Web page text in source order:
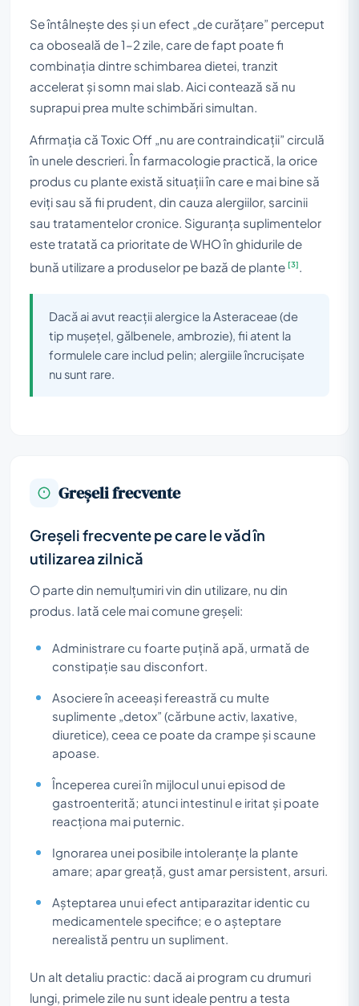
Se întâlnește des și un efect „de curățare” perceput
ca oboseală de 1–2 zile, care de fapt poate fi
combinația dintre schimbarea dietei, tranzit
accelerat și somn mai slab. Aici contează să nu
suprapui prea multe schimbări simultan.
Afirmația că Toxic Off „nu are contraindicații” circulă
în unele descrieri. În farmacologie practică, la orice
produs cu plante există situații în care e mai bine să
eviți sau să fii prudent, din cauza alergiilor, sarcinii
sau tratamentelor cronice. Siguranța suplimentelor
este tratată ca prioritate de WHO în ghidurile de
bună utilizare a produselor pe bază de plante [3]
Dacă ai avut reacții alergice la Asteraceae (de
tip mușețel, gălbenele, ambrozie), fii atent la
formulele care includ pelin; alergiile încrucișate
nu sunt rare.
Greșeli frecvente
Greșeli frecvente pe care le văd în
utilizarea zilnică
O parte din nemulțumiri vin din utilizare, nu din
produs. Iată cele mai comune greșeli:
Administrare cu foarte puțină apă, urmată de
constipație sau disconfort.
Asociere în aceeași fereastră cu multe
suplimente „detox” (cărbune activ, laxative,
diuretice), ceea ce poate da crampe și scaune
apoase.
Începerea curei în mijlocul unui episod de
gastroenterită; atunci intestinul e iritat și poate
reacționa mai puternic.
Ignorarea unei posibile intoleranțe la plante
amare; apar greață, gust amar persistent, arsuri.
Așteptarea unui efect antiparazitar identic cu
medicamentele specifice; e o așteptare
nerealistă pentru un supliment.
Un alt detaliu practic: dacă ai program cu drumuri
lungi, primele zile nu sunt ideale pentru a testa